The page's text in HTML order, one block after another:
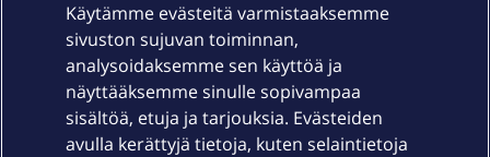
Laitteet & liittymät
Palvelut
Käytämme evästeitä varmistaaksemme
sivuston sujuvan toiminnan,
analysoidaksemme sen käyttöä ja
näyttääksemme sinulle sopivampaa
sisältöä, etuja ja tarjouksia. Evästeiden
avulla kerättyjä tietoja, kuten selaintietoja